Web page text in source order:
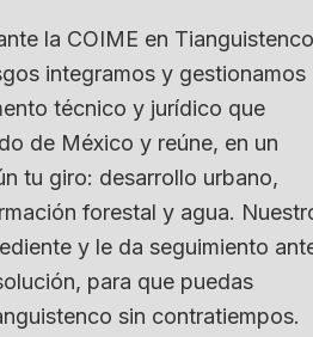
la COIME en
integramos y gestionamos
técnico y jurídico que
de México y reúne, en un
tu giro: desarrollo urbano,
forestal y agua.
y le da seguimiento
para que puedas
sin contratiempos.